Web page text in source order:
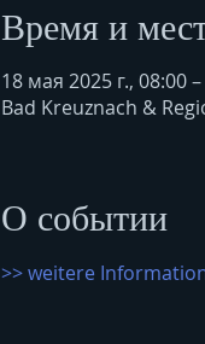
Время и
18 мая 2025 г., 08:00
Bad Kreuznach &
О событии
>> weitere